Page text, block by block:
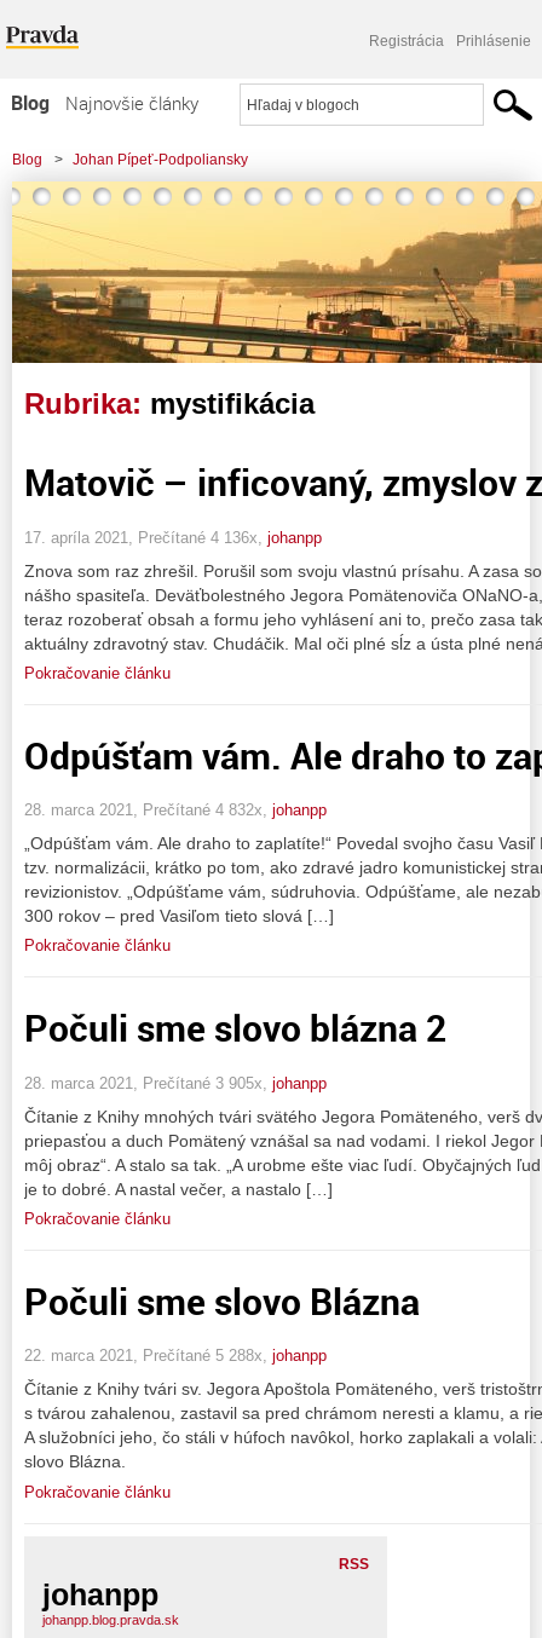
Registrácia Prihlásenie
Blog
Najnovšie články
Najčítanejšie články
Najkomentovanejšie články
Zoznam blogov
Komerčné blogy
Blog > Johan Pípeť-Podpoliansky
Rubrika: mystifikácia
Matovič – inficovaný, zmyslov
17. apríla 2021, Prečítané 4 136x, johanpp
Znova som raz zhrešil. Porušil som svoju vlastnú prísahu. A zasa
nášho spasiteľa. Deväťbolestného Jegora Pomätenoviča ONaNO-
teraz rozoberať obsah a formu jeho vyhlásení ani to, prečo zasa
aktuálny zdravotný stav. Chudáčik. Mal oči plné sĺz a ústa plné
Pokračovanie článku
Odpúšťam vám. Ale draho to
28. marca 2021, Prečítané 4 832x, johanpp
„Odpúšťam vám. Ale draho to zaplatíte!“ Povedal svojho času
tzv. normalizácii, krátko po tom, ako zdravé jadro komunistickej
revizionistov. „Odpúšťame vám, súdruhovia. Odpúšťame, ale
300 rokov – pred Vasiľom tieto slová […]
Pokračovanie článku
Počuli sme slovo blázna 2
28. marca 2021, Prečítané 3 905x, johanpp
Čítanie z Knihy mnohých tvári svätého Jegora Pomäteného, verš
priepasťou a duch Pomätený vznášal sa nad vodami. I riekol Jegor
môj obraz“. A stalo sa tak. „A urobme ešte viac ľudí. Obyčajných
je to dobré. A nastal večer, a nastalo […]
Pokračovanie článku
Počuli sme slovo Blázna
22. marca 2021, Prečítané 5 288x, johanpp
Čítanie z Knihy tvári sv. Jegora Apoštola Pomäteného, verš
s tvárou zahalenou, zastavil sa pred chrámom neresti a klamu, a
A služobníci jeho, čo stáli v húfoch navôkol, horko zaplakali a volali:
slovo Blázna.
Pokračovanie článku
RSS
johanpp
johanpp.blog.pravda.sk